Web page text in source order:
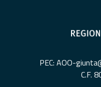
PEC: AOO-
C.F.